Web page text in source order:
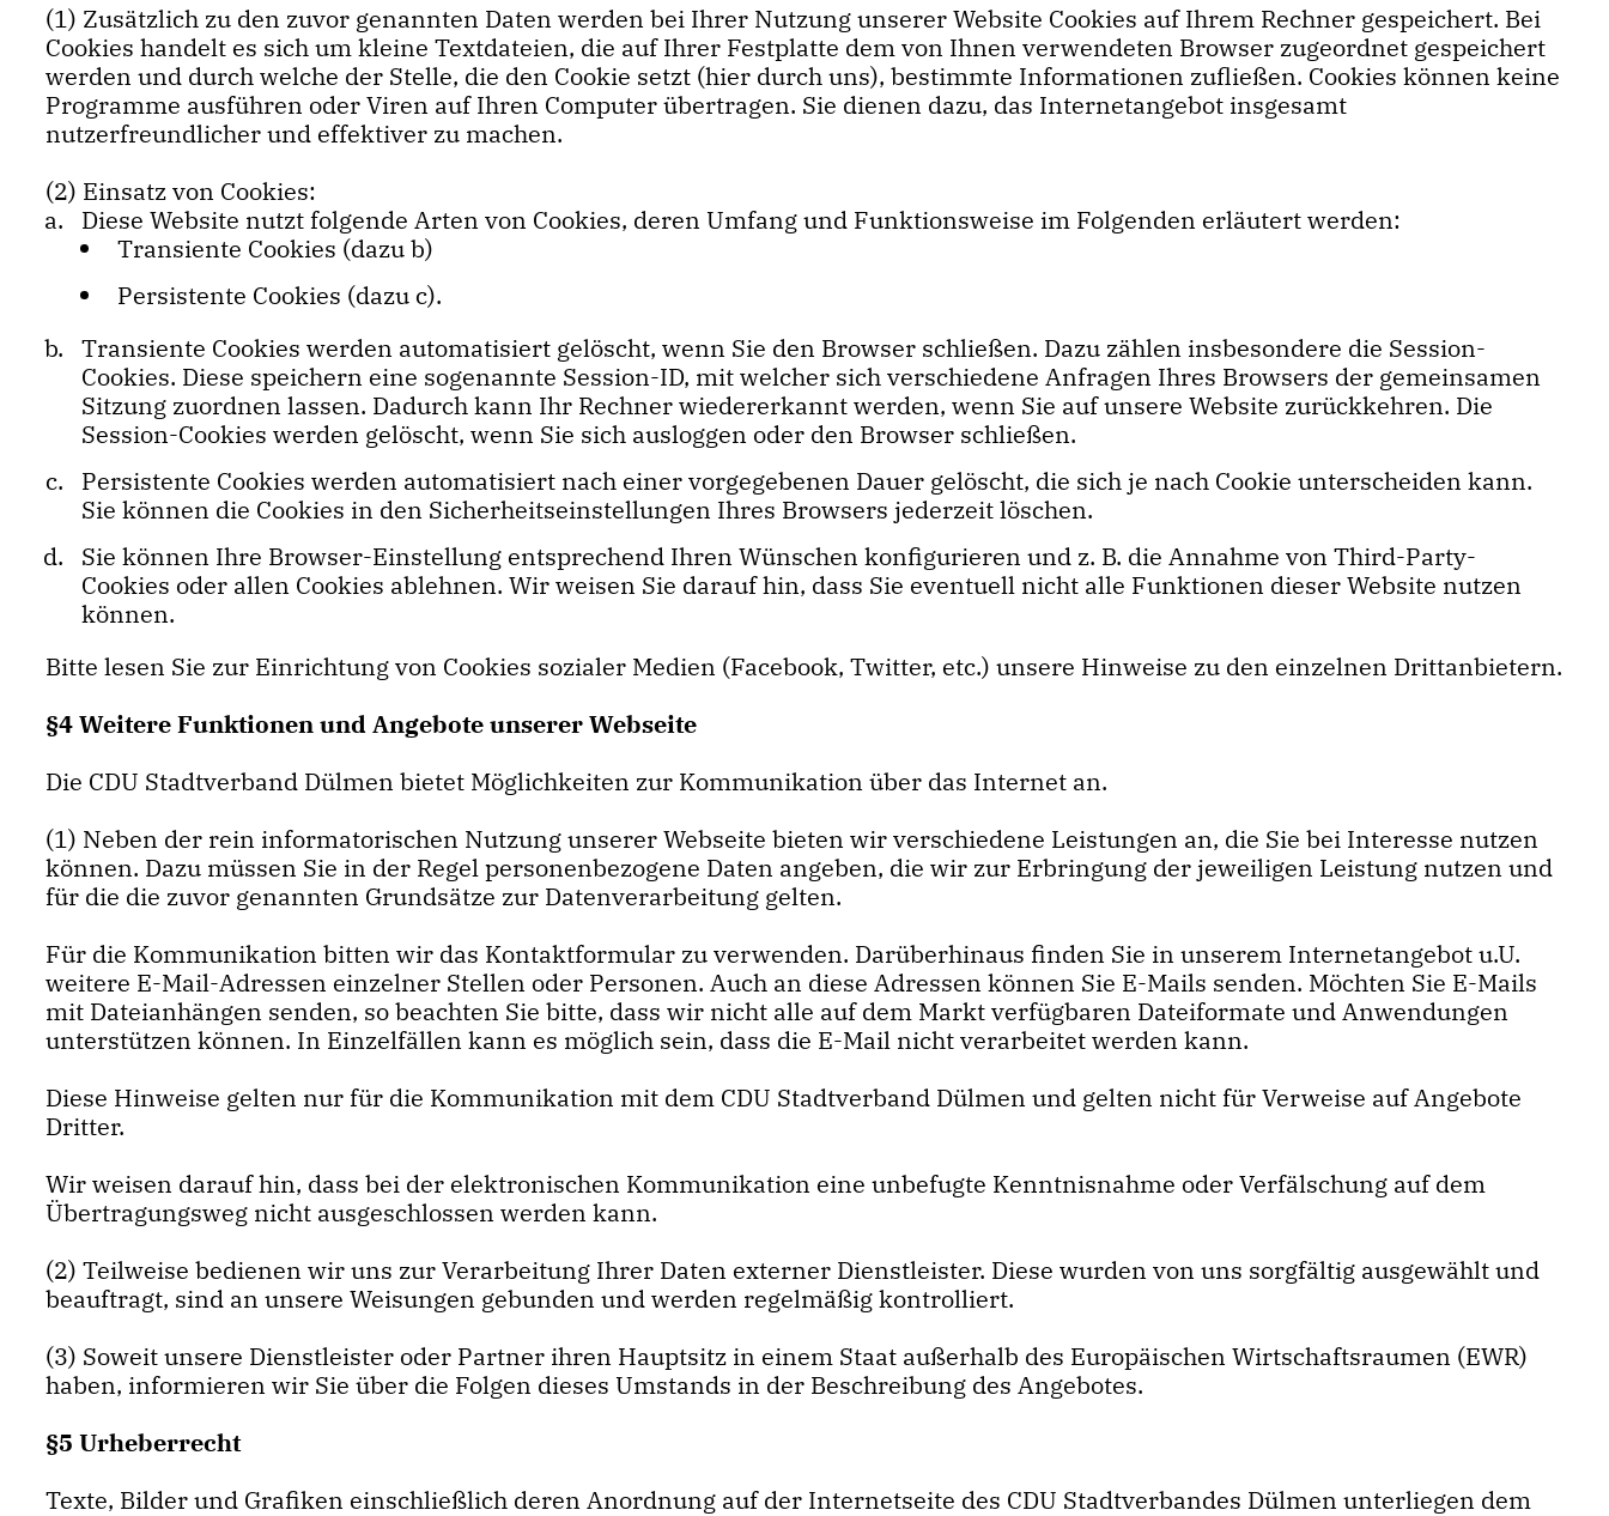
(1) Zusätzlich zu den zuvor genannten Daten werden bei Ihrer Nutzung unserer Website Cookies auf Ihrem Rechner gespeichert. Bei
Cookies handelt es sich um kleine Textdateien, die auf Ihrer Festplatte dem von Ihnen verwendeten Browser zugeordnet gespeichert
werden und durch welche der Stelle, die den Cookie setzt (hier durch uns), bestimmte Informationen zufließen. Cookies können keine
Programme ausführen oder Viren auf Ihren Computer übertragen. Sie dienen dazu, das Internetangebot insgesamt
nutzerfreundlicher und effektiver zu machen.
(2) Einsatz von Cookies:
Diese Website nutzt folgende Arten von Cookies, deren Umfang und Funktionsweise im Folgenden erläutert werden:
Transiente Cookies (dazu b)
Persistente Cookies (dazu c).
Transiente Cookies werden automatisiert gelöscht, wenn Sie den Browser schließen. Dazu zählen insbesondere die Session-
Cookies. Diese speichern eine sogenannte Session-ID, mit welcher sich verschiedene Anfragen Ihres Browsers der gemeinsamen
Sitzung zuordnen lassen. Dadurch kann Ihr Rechner wiedererkannt werden, wenn Sie auf unsere Website zurückkehren. Die
Session-Cookies werden gelöscht, wenn Sie sich ausloggen oder den Browser schließen.
Persistente Cookies werden automatisiert nach einer vorgegebenen Dauer gelöscht, die sich je nach Cookie unterscheiden kann.
Sie können die Cookies in den Sicherheitseinstellungen Ihres Browsers jederzeit löschen.
Sie können Ihre Browser-Einstellung entsprechend Ihren Wünschen konfigurieren und z. B. die Annahme von Third-Party-
Cookies oder allen Cookies ablehnen. Wir weisen Sie darauf hin, dass Sie eventuell nicht alle Funktionen dieser Website nutzen
können.
Bitte lesen Sie zur Einrichtung von Cookies sozialer Medien (Facebook, Twitter, etc.) unsere Hinweise zu den einzelnen Drittanbietern.
§4 Weitere Funktionen und Angebote unserer Webseite
Die CDU Stadtverband Dülmen bietet Möglichkeiten zur Kommunikation über das Internet an.
(1) Neben der rein informatorischen Nutzung unserer Webseite bieten wir verschiedene Leistungen an, die Sie bei Interesse nutzen
können. Dazu müssen Sie in der Regel personenbezogene Daten angeben, die wir zur Erbringung der jeweiligen Leistung nutzen und
für die die zuvor genannten Grundsätze zur Datenverarbeitung gelten.
Für die Kommunikation bitten wir das Kontaktformular zu verwenden. Darüberhinaus finden Sie in unserem Internetangebot u.U.
weitere E-Mail-Adressen einzelner Stellen oder Personen. Auch an diese Adressen können Sie E-Mails senden. Möchten Sie E-Mails
mit Dateianhängen senden, so beachten Sie bitte, dass wir nicht alle auf dem Markt verfügbaren Dateiformate und Anwendungen
unterstützen können. In Einzelfällen kann es möglich sein, dass die E-Mail nicht verarbeitet werden kann.
Diese Hinweise gelten nur für die Kommunikation mit dem CDU Stadtverband Dülmen und gelten nicht für Verweise auf Angebote
Dritter.
Wir weisen darauf hin, dass bei der elektronischen Kommunikation eine unbefugte Kenntnisnahme oder Verfälschung auf dem
Übertragungsweg nicht ausgeschlossen werden kann.
(2) Teilweise bedienen wir uns zur Verarbeitung Ihrer Daten externer Dienstleister. Diese wurden von uns sorgfältig ausgewählt und
beauftragt, sind an unsere Weisungen gebunden und werden regelmäßig kontrolliert.
(3) Soweit unsere Dienstleister oder Partner ihren Hauptsitz in einem Staat außerhalb des Europäischen Wirtschaftsraumen (EWR)
haben, informieren wir Sie über die Folgen dieses Umstands in der Beschreibung des Angebotes.
§5 Urheberrecht
Texte, Bilder und Grafiken einschließlich deren Anordnung auf der Internetseite des CDU Stadtverbandes Dülmen unterliegen dem